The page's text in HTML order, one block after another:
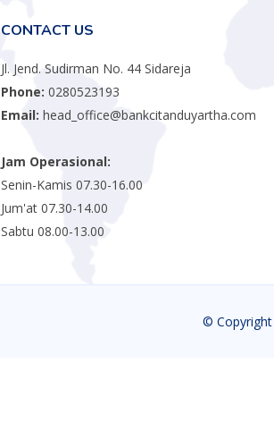
CONTACT US
Jl. Jend. Sudirman No. 44 Sidareja
Phone: 0280523193
Email: head_office@bankcitanduyartha.com
Jam Operasional:
Senin-Kamis 07.30-16.00
Jum'at 07.30-14.00
Sabtu 08.00-13.00
©